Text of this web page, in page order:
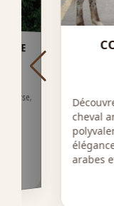
Horse,
cheval
arabes